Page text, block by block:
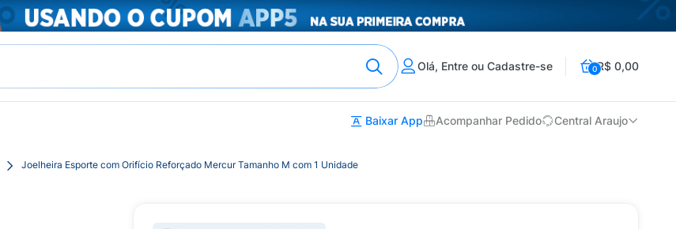
Olá, Entre ou Cadastre-se 0R$ 0,00
Baixar App Acompanhar Pedido Central Araujo
Joelheira Esporte com Orifício Reforçado Mercur Tamanho M com 1 Unidade